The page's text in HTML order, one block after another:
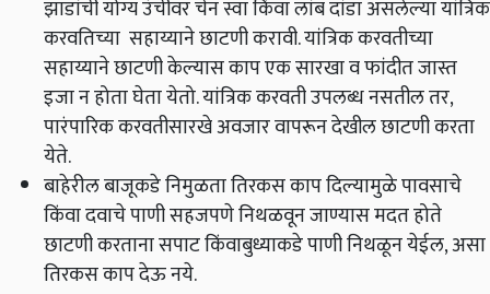
झाडांची योग्य उंचीवर चेन स्वा किंवा लांब दांडा असलेल्या यांत्रिक
करवतिच्या सहाय्याने छाटणी करावी.यांत्रिक करवतीच्या
सहाय्याने छाटणी केल्यास काप एक सारखा व फांदीत जास्त
इजा न होता घेता येतो.यांत्रिक करवती उपलब्ध नसतील तर,
पारंपारिक करवतीसारखे अवजार वापरून देखील छाटणी करता
येते.
बाहेरील बाजूकडे निमुळता तिरकस काप दिल्यामुळे पावसाचे
किंवा दवाचे पाणी सहजपणे निथळवून जाण्यास मदत होते
छाटणी करताना सपाट किंवाबुध्याकडे पाणी निथळून येईल,असा
तिरकस काप देऊ नये.